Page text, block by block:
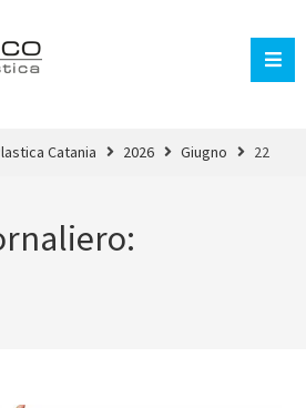
Catania 2026 Giugno 22